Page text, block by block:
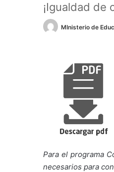
¡Igualdad de
MInisterio de
Para el programa
necesarios para